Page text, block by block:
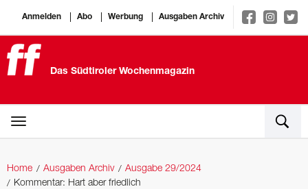
Anmelden Abo Werbung Ausgaben Archiv
Das Südtiroler Wochenmagazin
Home Ausgaben Archiv
Ausgabe 29/2024
Kommentar: Hart aber friedlich